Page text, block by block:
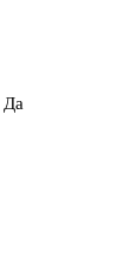
Да